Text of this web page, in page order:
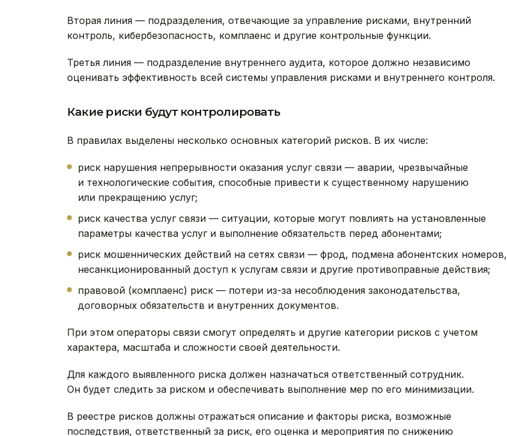
Вторая линия — подразделения, отвечающие за управление рисками, внутренний
контроль, кибербезопасность, комплаенс и другие контрольные функции.
Третья линия — подразделение внутреннего аудита, которое должно независимо
оценивать эффективность всей системы управления рисками и внутреннего контроля.
Какие риски будут контролировать
В правилах выделены несколько основных категорий рисков. В их числе:
риск нарушения непрерывности оказания услуг связи — аварии, чрезвычайные
и технологические события, способные привести к существенному нарушению
или прекращению услуг;
риск качества услуг связи — ситуации, которые могут повлиять на установленные
параметры качества услуг и выполнение обязательств перед абонентами;
риск мошеннических действий на сетях связи — фрод, подмена абонентских номеров,
несанкционированный доступ к услугам связи и другие противоправные действия;
правовой (комплаенс) риск — потери из-за несоблюдения законодательства,
договорных обязательств и внутренних документов.
При этом операторы связи смогут определять и другие категории рисков с учетом
характера, масштаба и сложности своей деятельности.
Для каждого выявленного риска должен назначаться ответственный сотрудник.
Он будет следить за риском и обеспечивать выполнение мер по его минимизации.
В реестре рисков должны отражаться описание и факторы риска, возможные
последствия, ответственный за риск, его оценка и мероприятия по снижению